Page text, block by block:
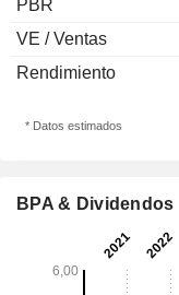
PBR
VE / Ventas
Rendimiento
* Datos estimados
BPA & Dividendos